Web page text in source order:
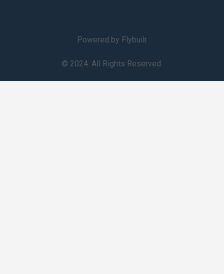
Powered by Flybuilr
© 2024. All Rights Reserved.